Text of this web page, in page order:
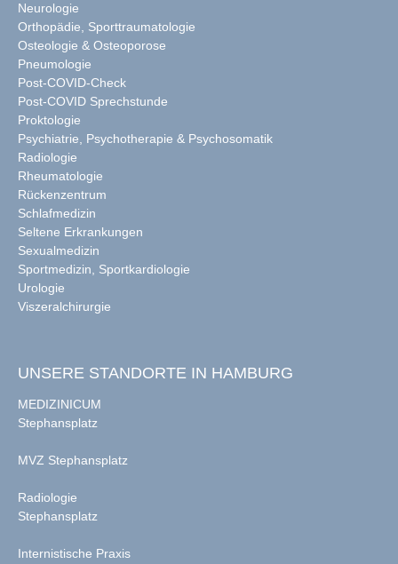
Neurologie
Orthopädie, Sporttraumatologie
Osteologie & Osteoporose
Pneumologie
Post-COVID-Check
Post-COVID Sprechstunde
Proktologie
Psychiatrie, Psychotherapie & Psychosomatik
Radiologie
Rheumatologie
Rückenzentrum
Schlafmedizin
Seltene Erkrankungen
Sexualmedizin
Sportmedizin, Sportkardiologie
Urologie
Viszeralchirurgie
UNSERE STANDORTE IN HAMBURG
MEDIZINICUM
Stephansplatz
MVZ Stephansplatz
Radiologie
Stephansplatz
Internistische Praxis